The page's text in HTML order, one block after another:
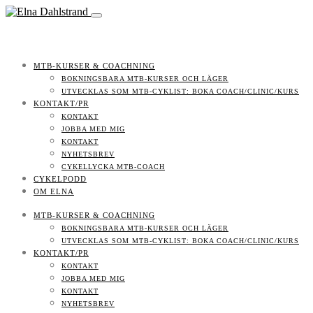
MTB-KURSER & COACHNING
BOKNINGSBARA MTB-KURSER OCH LÄGER
UTVECKLAS SOM MTB-CYKLIST: BOKA COACH/CLINIC/KURS
KONTAKT/PR
KONTAKT
JOBBA MED MIG
KONTAKT
NYHETSBREV
CYKELLYCKA MTB-COACH
CYKELPODD
OM ELNA
MTB-KURSER & COACHNING
BOKNINGSBARA MTB-KURSER OCH LÄGER
UTVECKLAS SOM MTB-CYKLIST: BOKA COACH/CLINIC/KURS
KONTAKT/PR
KONTAKT
JOBBA MED MIG
KONTAKT
NYHETSBREV